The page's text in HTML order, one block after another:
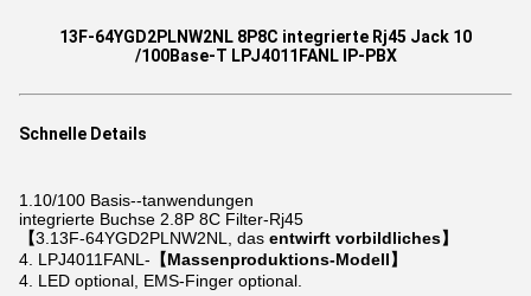
13F-64YGD2PLNW2NL 8P8C integrierte Rj45 Jack 10
/100Base-T LPJ4011FANL IP-PBX
Schnelle Details
1.10/100 Basis--tanwendungen
integrierte Buchse 2.8P 8C Filter-Rj45
【3.13F-64YGD2PLNW2NL, das entwirft vorbildliches】
4. LPJ4011FANL- 【Massenproduktions-Modell】
4. LED optional, EMS-Finger optional.